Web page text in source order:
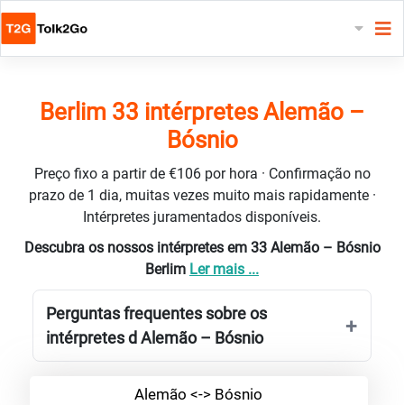
Berlim 33 intérpretes Alemão –
Bósnio
Preço fixo a partir de €106 por hora · Confirmação no
prazo de 1 dia, muitas vezes muito mais rapidamente ·
Intérpretes juramentados disponíveis.
Descubra os nossos intérpretes em 33 Alemão – Bósnio
Berlim Ler mais ...
Perguntas frequentes sobre os
intérpretes d Alemão – Bósnio
Alemão <-> Bósnio